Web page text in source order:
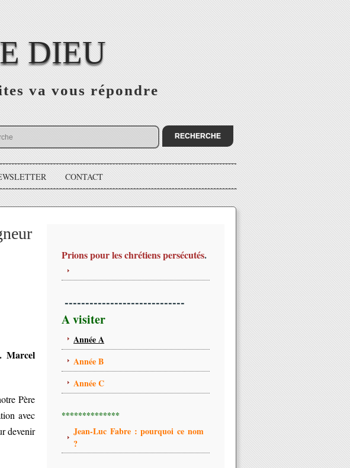
DIEU
va vous répondre
CONTACT
Marcel
Père
avec
devenir
Prions pour les chrétiens persécutés.
-----------------------------
A visiter
Année A
Année B
Année C
**************
Jean-Luc Fabre : pourquoi ce nom
?